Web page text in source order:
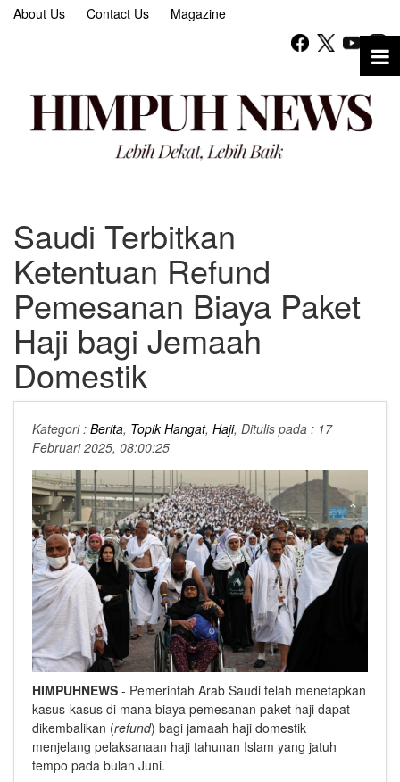
About Us Contact Us Magazine
Saudi Terbitkan
Ketentuan Refund
Pemesanan Biaya Paket
Haji bagi Jemaah
Domestik
Kategori : Berita, Topik Hangat, Haji, Ditulis pada : 17
Februari 2025, 08:00:25
HIMPUHNEWS - Pemerintah Arab Saudi telah menetapkan
kasus-kasus di mana biaya pemesanan paket haji dapat
dikembalikan (refund) bagi jamaah haji domestik
menjelang pelaksanaan haji tahunan Islam yang jatuh
tempo pada bulan Juni.